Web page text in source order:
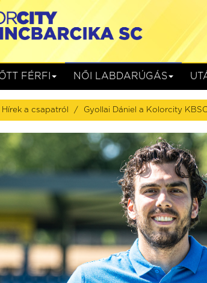
FÉRFI NŐI LABDARÚGÁS
Hírek a csapatról Gyollai Dániel a Kolorcity
Kolorcity KBSC
Gyirmót, Alcufer Stadion
augusztus 08. (szombat) 17:00